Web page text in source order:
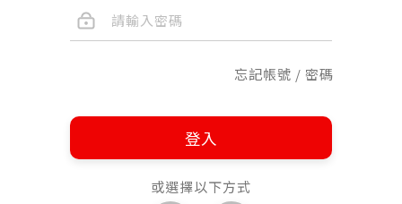
忘記帳號 / 密碼
登入
或選擇以下方式